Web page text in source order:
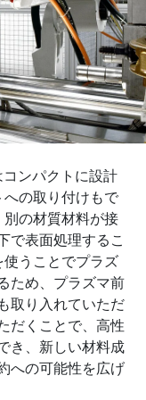
ンパクトに設計
の取り付けもで
の材質材料が接
で表面処理するこ
うことでプラズ
ため、プラズマ前
取り入れていただ
だくことで、高性
き、新しい材料成
への可能性を広げ